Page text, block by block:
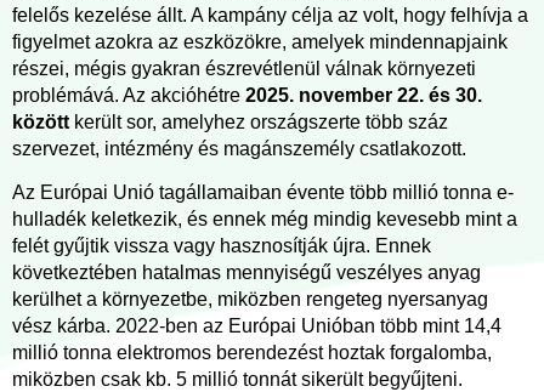
felelős kezelése állt. A kampány célja az volt, hogy felhívja a
figyelmet azokra az eszközökre, amelyek mindennapjaink
részei, mégis gyakran észrevétlenül válnak környezeti
problémává. Az akcióhétre 2025. november 22. és 30.
között került sor, amelyhez országszerte több száz
szervezet, intézmény és magánszemély csatlakozott.
Az Európai Unió tagállamaiban évente több millió tonna e-
hulladék keletkezik, és ennek még mindig kevesebb mint a
felét gyűjtik vissza vagy hasznosítják újra. Ennek
következtében hatalmas mennyiségű veszélyes anyag
kerülhet a környezetbe, miközben rengeteg nyersanyag
vész kárba. 2022-ben az Európai Unióban több mint 14,4
millió tonna elektromos berendezést hoztak forgalomba,
miközben csak kb. 5 millió tonnát sikerült begyűjteni.